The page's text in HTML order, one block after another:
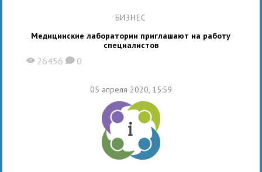
БИЗНЕС
Медицинские лаборатории приглашают на работу
специалистов
X 26456 K 0
05 апреля 2020, 15:59